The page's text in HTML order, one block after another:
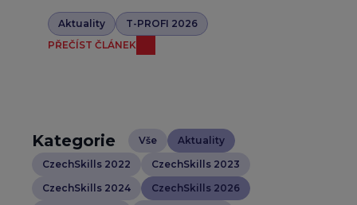
Aktuality
T-PROFI 2026
PŘEČÍST ČLÁNEK
Kategorie Vše
Aktuality
CzechSkills 2022
CzechSkills 2023
CzechSkills 2024
CzechSkills 2026